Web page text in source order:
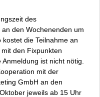
des
den Wochenenden um
die Teilnahme an
den Fixpunkten
ist nicht nötig.
mit der
GmbH an den
jeweils ab 15 Uhr